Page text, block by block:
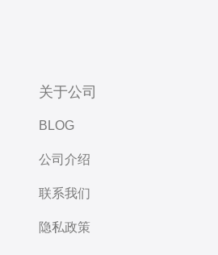
关于公司
BLOG
公司介绍
联系我们
隐私政策